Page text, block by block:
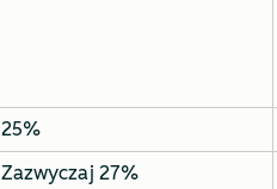
25%
Zazwyczaj 27%